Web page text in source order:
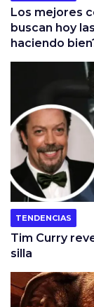
Los mejores
buscan hoy
haciendo
TENDENCIAS
Tim Curry
silla